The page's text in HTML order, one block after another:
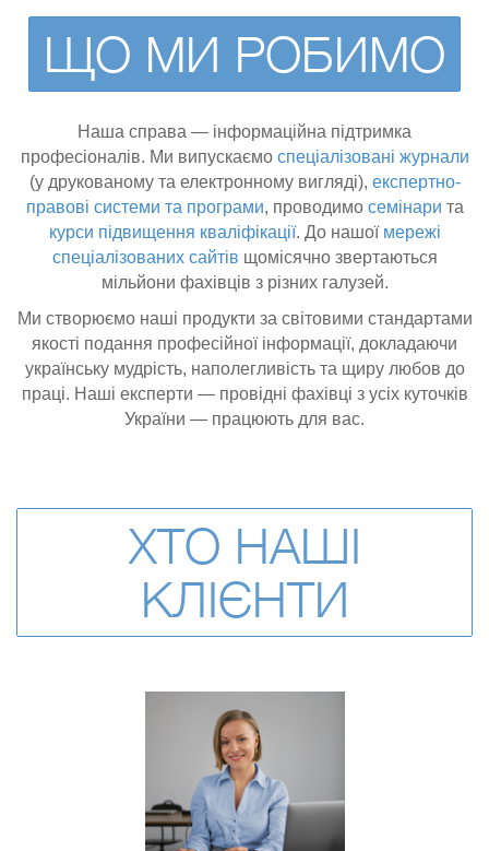
ЩО МИ РОБИМО
Наша справа — інформаційна підтримка
професіоналів. Ми випускаємо спеціалізовані журнали
(у друкованому та електронному вигляді), експертно-
правові системи та програми, проводимо семінари та
курси підвищення кваліфікації. До нашої мережі
спеціалізованих сайтів щомісячно звертаються
мільйони фахівців з різних галузей.
Ми створюємо наші продукти за світовими стандартами
якості подання професійної інформації, докладаючи
українську мудрість, наполегливість та щиру любов до
праці. Наші експерти — провідні фахівці з усіх куточків
України — працюють для вас.
ХТО НАШІ
КЛІЄНТИ